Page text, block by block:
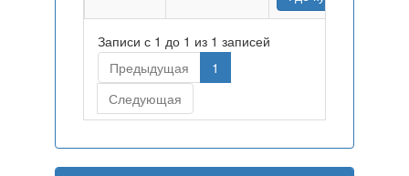
Записи с 1 до 1 из 1 записей
Предыдущая
1
Следующая